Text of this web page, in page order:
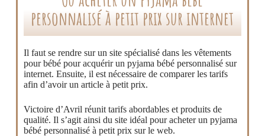
personnalisé à petit prix sur internet
Il faut se rendre sur un site spécialisé dans les vêtements
pour bébé pour acquérir un pyjama bébé personnalisé sur
internet. Ensuite, il est nécessaire de comparer les tarifs
afin d’avoir un article à petit prix.
Victoire d’Avril réunit tarifs abordables et produits de
qualité. Il s’agit ainsi du site idéal pour acheter un pyjama
bébé personnalisé à petit prix sur le web.